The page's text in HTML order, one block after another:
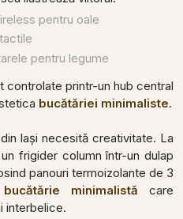
pentru oale
pentru legume
controlate printr-un hub central
bucătăriei minimaliste.
Iași necesită creativitate. La
frigider column într-un dulap
panouri termoizolante de 3
bucătărie minimalistă care
interbelice.